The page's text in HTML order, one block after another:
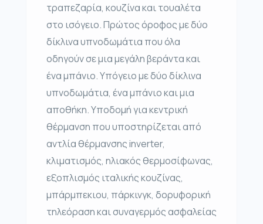
τραπεζαρία, κουζίνα και τουαλέτα
στο ισόγειο. Πρώτος όροφος με δύο
δίκλινα υπνοδωμάτια που όλα
οδηγούν σε μια μεγάλη βεράντα και
ένα μπάνιο. Υπόγειο με δύο δίκλινα
υπνοδωμάτια, ένα μπάνιο και μια
αποθήκη. Υποδομή για κεντρική
θέρμανση που υποστηρίζεται από
αντλία θέρμανσης inverter,
κλιματισμός, ηλιακός θερμοσίφωνας,
εξοπλισμός ιταλικής κουζίνας,
μπάρμπεκιου, πάρκινγκ, δορυφορική
τηλεόραση και συναγερμός ασφαλείας